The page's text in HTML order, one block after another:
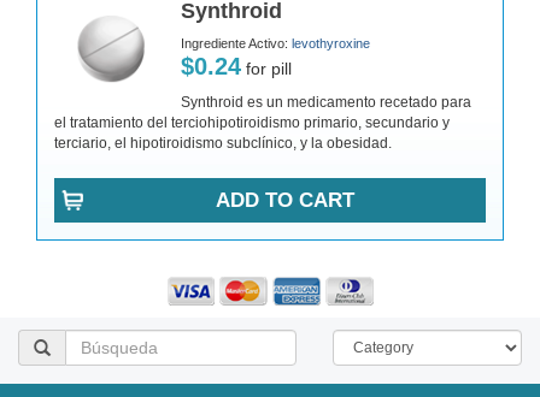
Synthroid
Ingrediente Activo: levothyroxine
$0.24 for pill
Synthroid es un medicamento recetado para
el tratamiento del terciohipotiroidismo primario, secundario y
terciario, el hipotiroidismo subclínico, y la obesidad.
ADD TO CART